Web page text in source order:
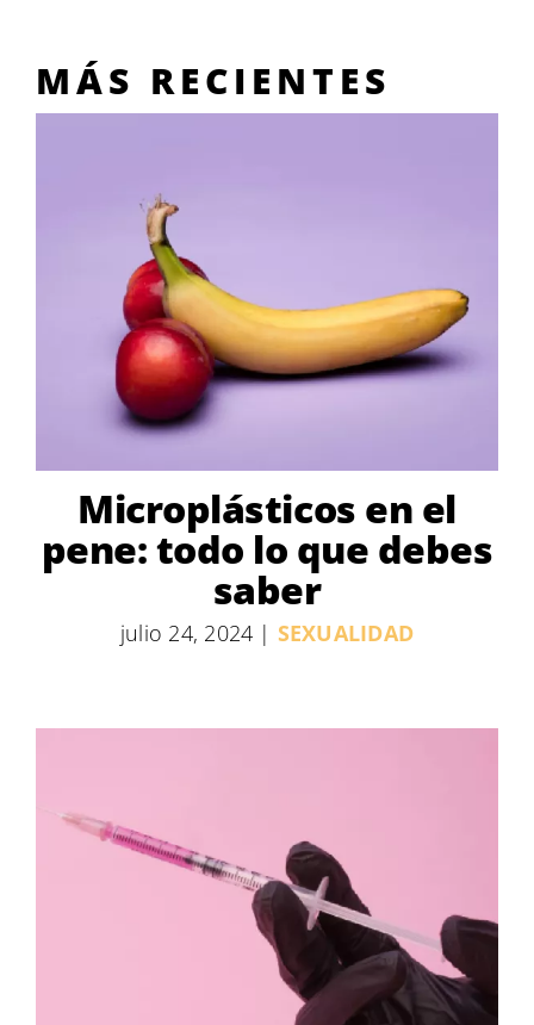
MÁS RECIENTES
Microplásticos en el
pene: todo lo que debes
saber
julio 24, 2024 | SEXUALIDAD